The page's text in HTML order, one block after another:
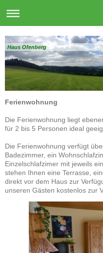
Haus Ofenberg
Ferienwohnung
Die Ferienwohnung liegt
für 2 bis 5 Personen ideal
Die Ferienwohnung verfügt
Badezimmer, ein
Einzelschlafzimer mit jeweils
stehen Ihnen eine Terrasse,
direkt vor dem Haus zur
unseren Gästen kostenlos zur